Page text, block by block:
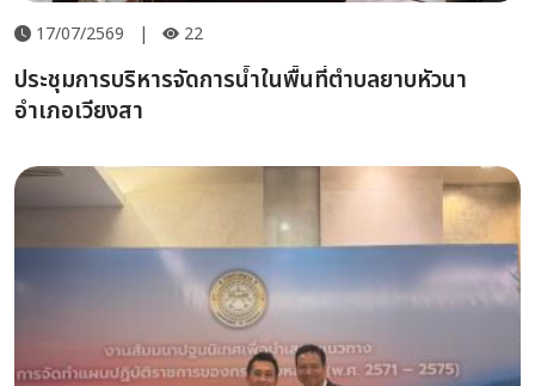
17/07/2569 | 22
ประชุมการบริหารจัดการน้ำในพื้นที่ตำบลยาบหัวนา
อำเภอเวียงสา